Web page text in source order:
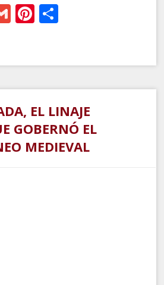
GmailPinterest
EL LINAJE
GOBERNÓ EL
MEDIEVAL